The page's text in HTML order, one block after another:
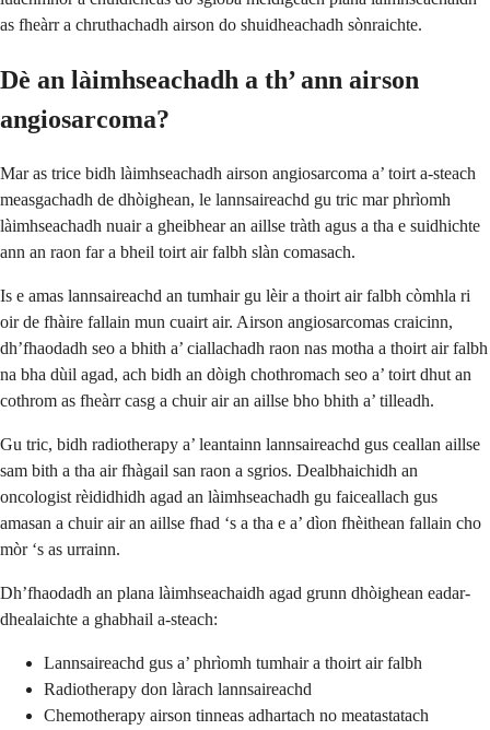
as fheàrr a chruthachadh airson do shuidheachadh sònraichte.
Dè an làimhseachadh a th’ ann airson
angiosarcoma?
Mar as trice bidh làimhseachadh airson angiosarcoma a’ toirt a-steach
measgachadh de dhòighean, le lannsaireachd gu tric mar phrìomh
làimhseachadh nuair a gheibhear an aillse tràth agus a tha e suidhichte
ann an raon far a bheil toirt air falbh slàn comasach.
Is e amas lannsaireachd an tumhair gu lèir a thoirt air falbh còmhla ri
oir de fhàire fallain mun cuairt air. Airson angiosarcomas craicinn,
dh’fhaodadh seo a bhith a’ ciallachadh raon nas motha a thoirt air falbh
na bha dùil agad, ach bidh an dòigh chothromach seo a’ toirt dhut an
cothrom as fheàrr casg a chuir air an aillse bho bhith a’ tilleadh.
Gu tric, bidh radiotherapy a’ leantainn lannsaireachd gus ceallan aillse
sam bith a tha air fhàgail san raon a sgrios. Dealbhaichidh an
oncologist rèididhidh agad an làimhseachadh gu faiceallach gus
amasan a chuir air an aillse fhad ‘s a tha e a’ dìon fhèithean fallain cho
mòr ‘s as urrainn.
Dh’fhaodadh an plana làimhseachaidh agad grunn dhòighean eadar-
dhealaichte a ghabhail a-steach:
Lannsaireachd gus a’ phrìomh tumhair a thoirt air falbh
Radiotherapy don làrach lannsaireachd
Chemotherapy airson tinneas adhartach no meatastatach